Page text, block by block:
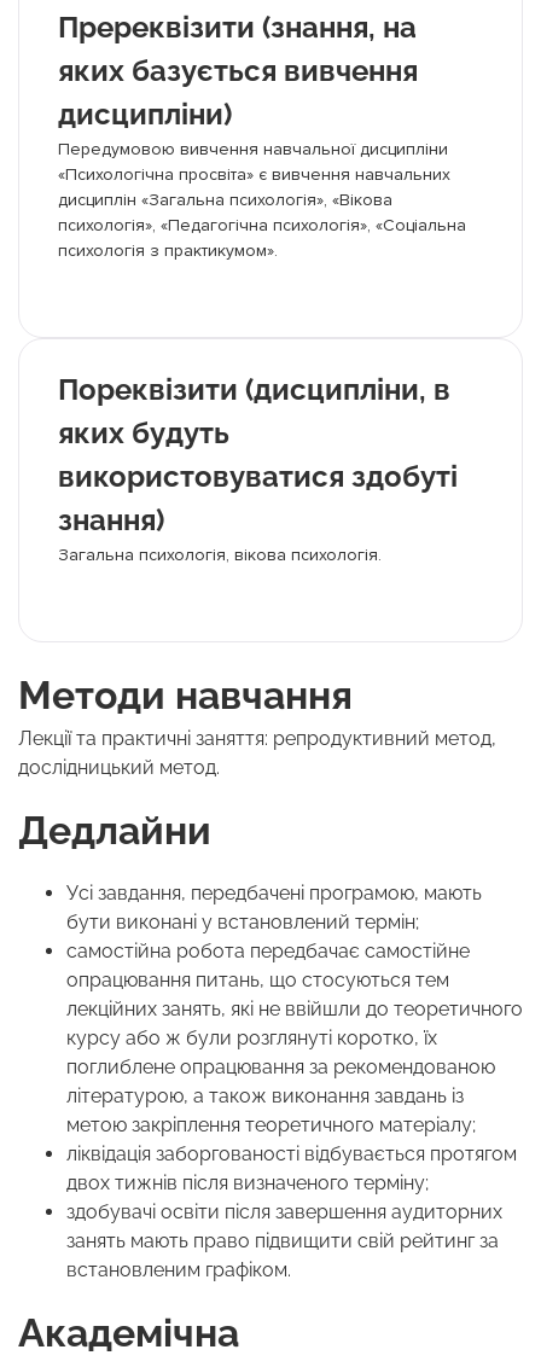
Пререквізити (знання, на
яких базується вивчення
дисципліни)
Передумовою вивчення навчальної дисципліни
«Психологічна просвіта» є вивчення навчальних
дисциплін «Загальна психологія», «Вікова
психологія», «Педагогічна психологія», «Соціальна
психологія з практикумом».
Пореквізити (дисципліни, в
яких будуть
використовуватися здобуті
знання)
Загальна психологія, вікова психологія.
Методи навчання
Лекції та практичні заняття: репродуктивний метод,
дослідницький метод.
Дедлайни
Усі завдання, передбачені програмою, мають
бути виконані у встановлений термін;
самостійна робота передбачає самостійне
опрацювання питань, що стосуються тем
лекційних занять, які не ввійшли до теоретичного
курсу або ж були розглянуті коротко, їх
поглиблене опрацювання за рекомендованою
літературою, а також виконання завдань із
метою закріплення теоретичного матеріалу;
ліквідація заборгованості відбувається протягом
двох тижнів після визначеного терміну;
здобувачі освіти після завершення аудиторних
занять мають право підвищити свій рейтинг за
встановленим графіком.
Академічна